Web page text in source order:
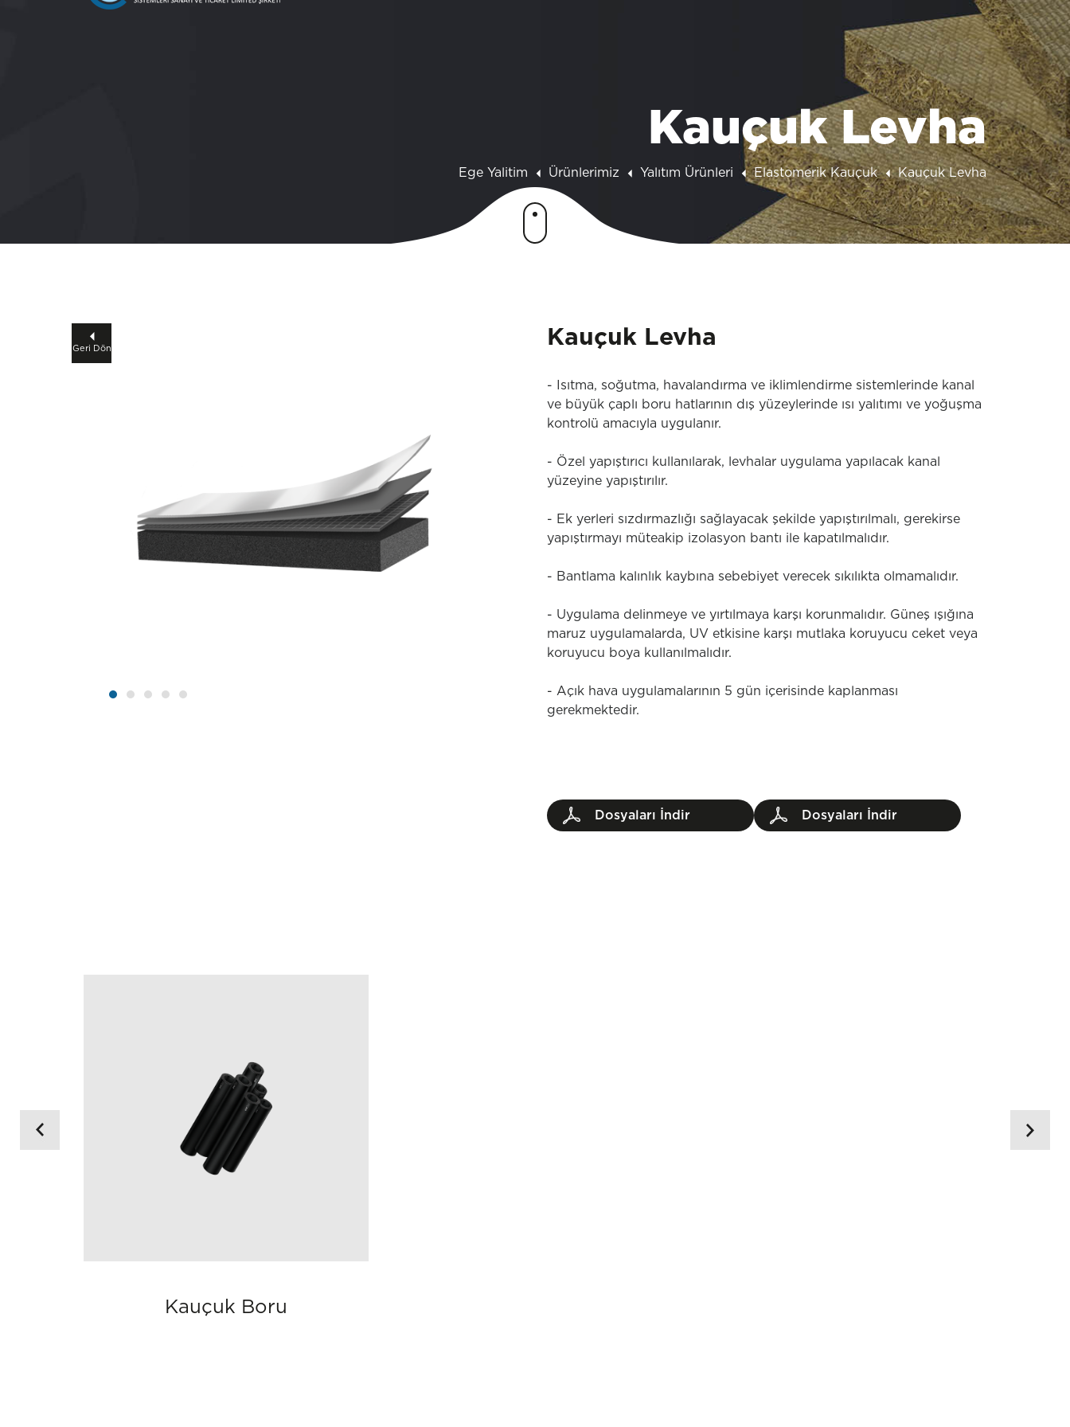
Kauçuk Levha
Ege Yalitim Ürünlerimiz Yalıtım Ürünleri Elastomerik Kauçuk Kauçuk Levha
Geri Dön Kauçuk Levha
- Isıtma, soğutma, havalandırma ve iklimlendirme sistemlerinde kanal
ve büyük çaplı boru hatlarının dış yüzeylerinde ısı yalıtımı ve yoğuşma
kontrolü amacıyla uygulanır.
- Özel yapıştırıcı kullanılarak, levhalar uygulama yapılacak kanal
yüzeyine yapıştırılır.
- Ek yerleri sızdırmazlığı sağlayacak şekilde yapıştırılmalı, gerekirse
yapıştırmayı müteakip izolasyon bantı ile kapatılmalıdır.
- Bantlama kalınlık kaybına sebebiyet verecek sıkılıkta olmamalıdır.
- Uygulama delinmeye ve yırtılmaya karşı korunmalıdır. Güneş ışığına
maruz uygulamalarda, UV etkisine karşı mutlaka koruyucu ceket veya
koruyucu boya kullanılmalıdır.
- Açık hava uygulamalarının 5 gün içerisinde kaplanması
gerekmektedir.
Dosyaları İndir Dosyaları İndir
Kauçuk Boru